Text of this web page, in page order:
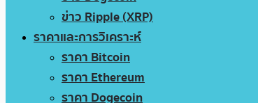
ข่าว Ripple (XRP)
ราคาและการวิเคราะห์
ราคา Bitcoin
ราคา Ethereum
ราคา Dogecoin